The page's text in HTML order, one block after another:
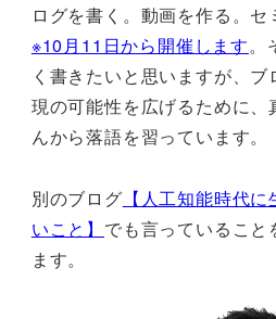
ログを書く。動画を作る。セ
※10月11日から開催します。
く書きたいと思いますが、
現の可能性を広げるために、
んから落語を習っています。
別のブログ 【人工知能時代
いこと】 でも言っていること
ます。